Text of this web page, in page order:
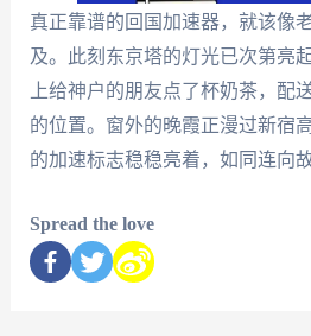
真正靠谱的回国加速器，就该像
及。此刻东京塔的灯光已次第亮
上给神户的朋友点了杯奶茶，配
的位置。窗外的晚霞正漫过新宿
的加速标志稳稳亮着，如同连向
Spread the love